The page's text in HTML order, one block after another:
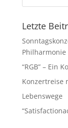
Letzte
Philharmonie
“RGB” – Ein
Konzertreise
Lebenswege